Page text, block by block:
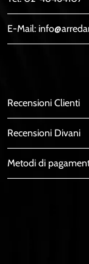
E-Mail:
Recensioni Clienti
Recensioni Divani
Metodi di